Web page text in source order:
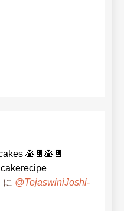
🥞🍫🥞🍫
に @TejaswiniJoshi-